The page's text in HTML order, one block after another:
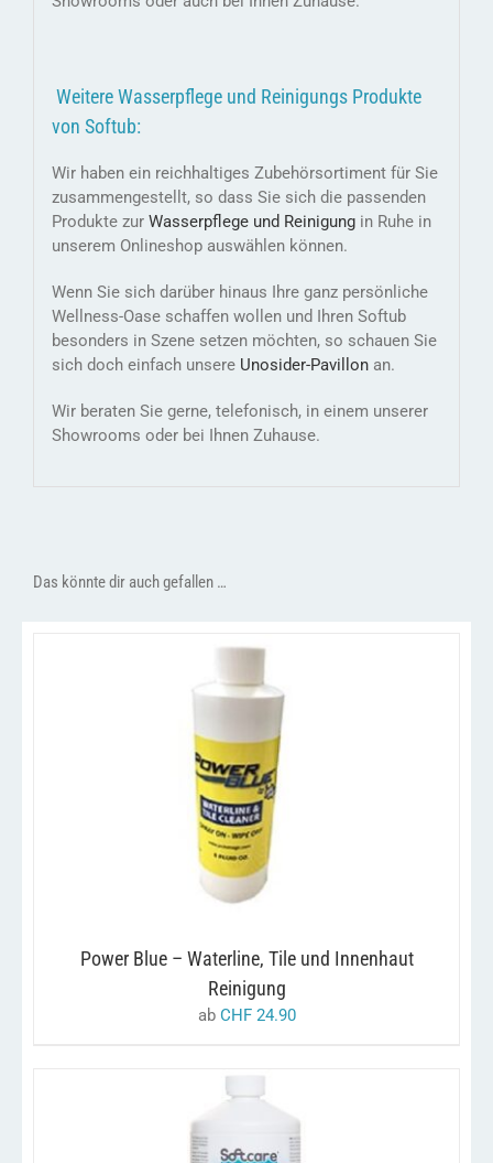
Weitere Wasserpflege und Reinigungs Produkte
von Softub:
Wir haben ein reichhaltiges Zubehörsortiment für Sie
zusammengestellt, so dass Sie sich die passenden
Produkte zur Wasserpflege und Reinigungin Ruhe in
unserem Onlineshop auswählen können.
Wenn Sie sich darüber hinaus Ihre ganz persönliche
Wellness-Oase schaffen wollen und Ihren Softub
besonders in Szene setzen möchten, so schauen Sie
sich doch einfach unsere Unosider-Pavillonan.
Wir beraten Sie gerne, telefonisch, in einem unserer
Showrooms oder bei Ihnen Zuhause.
Das könnte dir auch gefallen …
AUSFÜHRUNG WÄHLEN
AUF
PRODUKTSEITE
GEWÄHLT
Power Blue – Waterline, Tile und Innenhaut
Reinigung
ab CHF24.90